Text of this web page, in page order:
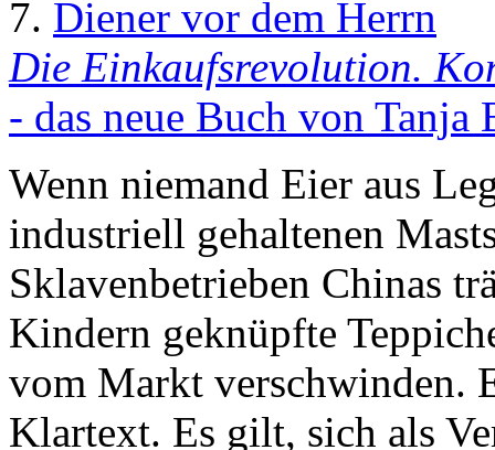
7. Diener vor dem Herrn
Die Einkaufsrevolution.
- das neue Buch von Tanja
Wenn niemand Eier aus
industriell gehaltenen
Sklavenbetrieben Chinas
Kindern geknüpfte
vom Markt verschwinden.
Klartext. Es gilt, sich als